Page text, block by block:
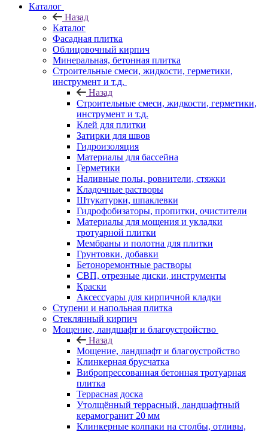
Каталог
Назад
Каталог
Фасадная плитка
Облицовочный кирпич
Минеральная, бетонная плитка
Строительные смеси, жидкости, герметики,
инструмент и т.д.
Назад
Строительные смеси, жидкости, герметики,
инструмент и т.д.
Клей для плитки
Затирки для швов
Гидроизоляция
Материалы для бассейна
Герметики
Наливные полы, ровнители, стяжки
Кладочные растворы
Штукатурки, шпаклевки
Гидрофобизаторы, пропитки, очистители
Материалы для мощения и укладки
тротуарной плитки
Мембраны и полотна для плитки
Грунтовки, добавки
Бетоноремонтные растворы
СВП, отрезные диски, инструменты
Краски
Аксессуары для кирпичной кладки
Ступени и напольная плитка
Cтеклянный кирпич
Мощение, ландшафт и благоустройство
Назад
Мощение, ландшафт и благоустройство
Клинкерная брусчатка
Вибропрессованная бетонная тротуарная
плитка
Террасная доска
Утолщённый террасный, ландшафтный
керамогранит 20 мм
Клинкерные колпаки на столбы, отливы,